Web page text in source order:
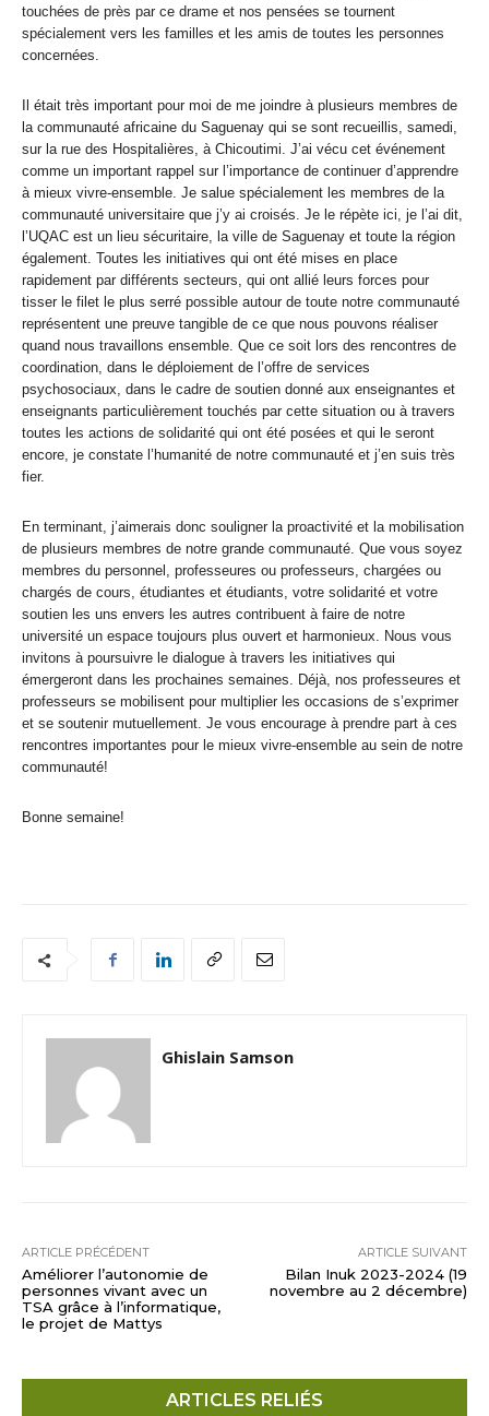
touchées de près par ce drame et nos pensées se tournent
spécialement vers les familles et les amis de toutes les personnes
concernées.
Il était très important pour moi de me joindre à plusieurs membres de
la communauté africaine du Saguenay qui se sont recueillis, samedi,
sur la rue des Hospitalières, à Chicoutimi. J’ai vécu cet événement
comme un important rappel sur l’importance de continuer d’apprendre
à mieux vivre-ensemble. Je salue spécialement les membres de la
communauté universitaire que j’y ai croisés. Je le répète ici, je l’ai dit,
l’UQAC est un lieu sécuritaire, la ville de Saguenay et toute la région
également. Toutes les initiatives qui ont été mises en place
rapidement par différents secteurs, qui ont allié leurs forces pour
tisser le filet le plus serré possible autour de toute notre communauté
représentent une preuve tangible de ce que nous pouvons réaliser
quand nous travaillons ensemble. Que ce soit lors des rencontres de
coordination, dans le déploiement de l’offre de services
psychosociaux, dans le cadre de soutien donné aux enseignantes et
enseignants particulièrement touchés par cette situation ou à travers
toutes les actions de solidarité qui ont été posées et qui le seront
encore, je constate l’humanité de notre communauté et j’en suis très
fier.
En terminant, j’aimerais donc souligner la proactivité et la mobilisation
de plusieurs membres de notre grande communauté. Que vous soyez
membres du personnel, professeures ou professeurs, chargées ou
chargés de cours, étudiantes et étudiants, votre solidarité et votre
soutien les uns envers les autres contribuent à faire de notre
université un espace toujours plus ouvert et harmonieux. Nous vous
invitons à poursuivre le dialogue à travers les initiatives qui
émergeront dans les prochaines semaines. Déjà, nos professeures et
professeurs se mobilisent pour multiplier les occasions de s’exprimer
et se soutenir mutuellement. Je vous encourage à prendre part à ces
rencontres importantes pour le mieux vivre-ensemble au sein de notre
communauté!
Bonne semaine!
Ghislain Samson
ARTICLE PRÉCÉDENT
Améliorer l’autonomie de
personnes vivant avec un
TSA grâce à l’informatique,
le projet de Mattys
ARTICLE SUIVANT
Bilan Inuk 2023-2024 (19
novembre au 2 décembre)
ARTICLES RELIÉS